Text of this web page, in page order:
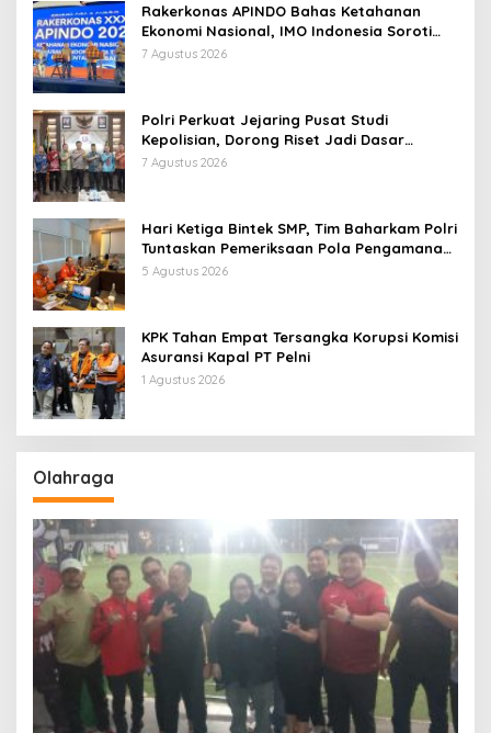
Rakerkonas APINDO Bahas Ketahanan
Ekonomi Nasional, IMO Indonesia Soroti
Pentingnya Kolaborasi Lintas Sektor
7 Agustus 2026
Polri Perkuat Jejaring Pusat Studi
Kepolisian, Dorong Riset Jadi Dasar
Kebijakan dan Inovasi
7 Agustus 2026
Hari Ketiga Bintek SMP, Tim Baharkam Polri
Tuntaskan Pemeriksaan Pola Pengamanan
Pertamina Patra Niaga Jabar
5 Agustus 2026
KPK Tahan Empat Tersangka Korupsi Komisi
Asuransi Kapal PT Pelni
1 Agustus 2026
Olahraga